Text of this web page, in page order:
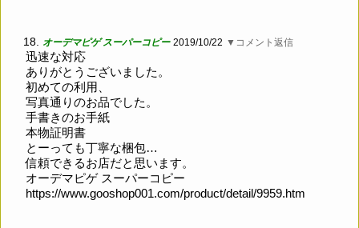
18. オーデマピゲ スーパーコピー 2019/10/22 ▼コメント返信
迅速な対応
ありがとうございました。
初めての利用、
写真通りのお品でした。
手書きのお手紙
本物証明書
とーっても丁寧な梱包…
信頼できるお店だと思います。
オーデマピゲ スーパーコピー
https://www.gooshop001.com/product/detail/9959.htm